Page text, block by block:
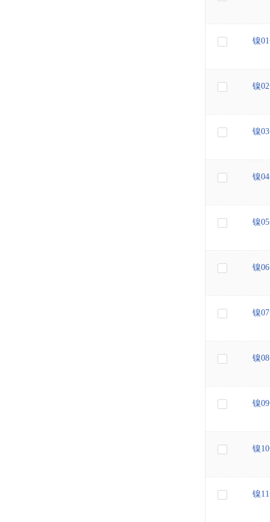
镍
镍
镍
镍
镍
镍
镍
镍
镍
镍
镍